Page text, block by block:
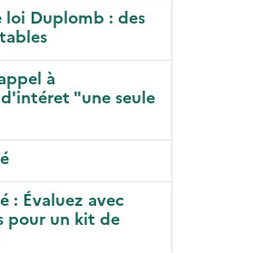
loi Duplomb : des
à
"une seule
: Évaluez avec
pour un kit de